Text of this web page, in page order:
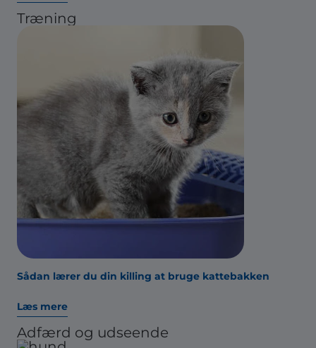
Træning
Sådan lærer du din killing at bruge kattebakken
Læs mere
Adfærd og udseende